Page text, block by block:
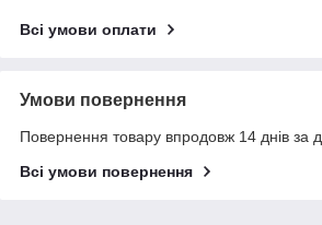
Всі умови оплати
Умови повернення
Повернення товару впродовж 14 днів за
Всі умови повернення